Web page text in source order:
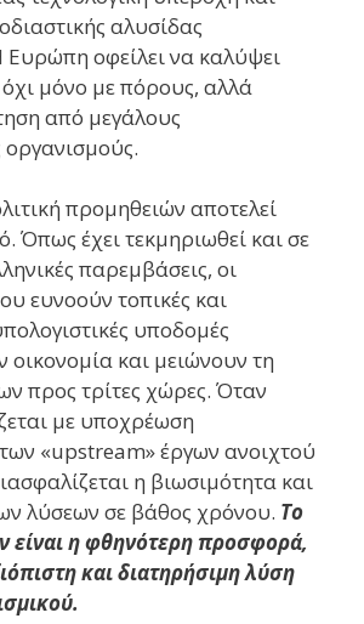
αλυσίδας
Ευρώπη οφείλει να καλύψει
μόνο με πόρους, αλλά
από μεγάλους
προμηθειών αποτελεί
Όπως έχει τεκμηριωθεί και σε
παρεμβάσεις, οι
ευνοούν τοπικές και
υποδομές
οικονομία και μειώνουν τη
προς τρίτες χώρες. Όταν
με υποχρέωση
«upstream» έργων ανοιχτού
η βιωσιμότητα και
λύσεων σε βάθος χρόνου. Το
είναι η φθηνότερη προσφορά,
και διατηρήσιμη λύση